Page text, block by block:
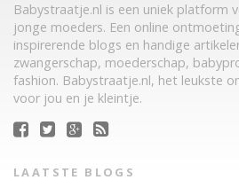
Babystraatje.nl is een uniek platform
jonge moeders. Een online
inspirerende blogs en handige
zwangerschap, moederschap,
fashion. Babystraatje.nl, het leukste
voor jou en je kleintje.
LAATSTE BLOGS